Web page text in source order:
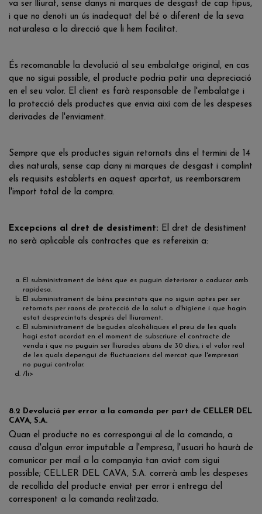
va ser lliurat, sense danys ni marques de desgast de cap tipus,
i que no denoti un ús inadequat del bé o diferent de la seva
naturalesa a la direcció que li hem facilitat.
És recomanable la devolució al seu embalatge original, en cas
que no sigui possible, el producte podria patir una depreciació
en el seu valor. El client es farà responsable de l'embalatge i
la protecció dels productes que envia així com de les despeses
derivades de l'enviament.
Sempre que els productes siguin retornats dins el termini de 14
dies naturals, sense cap dany ni marques de desgast i complint
els requisits establerts en aquest apartat, us reemborsarem
l'import total de la compra.
Excepcions al dret de desistiment: El dret de desistiment
no serà aplicable als contractes que es refereixin a:
El subministrament de béns que es puguin deteriorar o caducar amb
rapidesa.
El subministrament de béns precintats que no siguin aptes per ser
retornats per raons de protecció de la salut o d'higiene i que hagin
estat desprecintats després del lliurament.
El subministrament de begudes alcohòliques el preu de les quals
hagi estat acordat en el moment de subscriure el contracte de
venda i que no puguin ser lliurades abans de 30 dies, i el valor real
de les quals depengui de fluctuacions del mercat que l'empresari
no pugui controlar.
/li>
8.2 Devolució per error a la comanda per part de CELLER DEL
CAVA, S.A.
Quan el producte no es correspongui al de la comanda, a
causa d'algun error imputable a l'empresa, l'usuari ho haurà de
comunicar per mail a la companyia tan aviat com sigui
possible; CELLER DEL CAVA, S.A. correrà amb les despeses
de recollida del producte enviat per error i entrega del
corresponent a la comanda realitzada.